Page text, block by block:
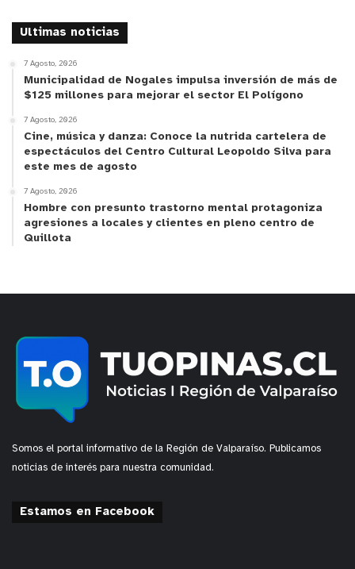
Ultimas noticias
7 Agosto, 2026
Municipalidad de Nogales impulsa inversión de más de
$125 millones para mejorar el sector El Polígono
7 Agosto, 2026
Cine, música y danza: Conoce la nutrida cartelera de
espectáculos del Centro Cultural Leopoldo Silva para
este mes de agosto
7 Agosto, 2026
Hombre con presunto trastorno mental protagoniza
agresiones a locales y clientes en pleno centro de
Quillota
Somos el portal informativo de la Región de Valparaíso. Publicamos
noticias de interés para nuestra comunidad.
Estamos en Facebook